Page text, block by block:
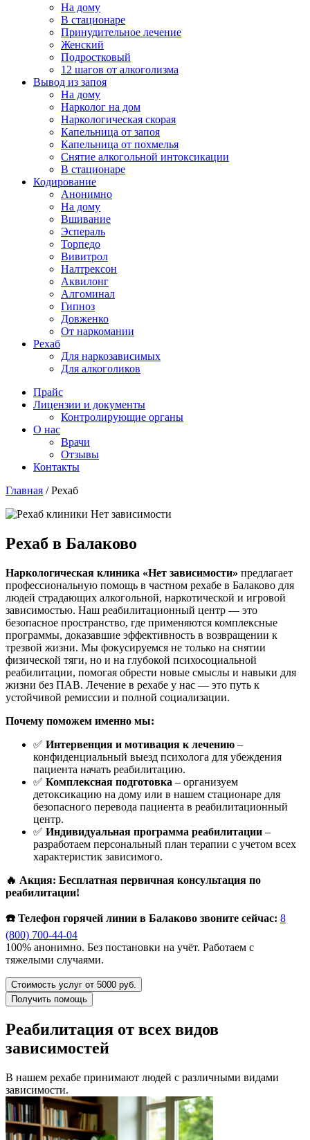
На дому
В стационаре
Принудительное лечение
Женский
Подростковый
12 шагов от алкоголизма
Вывод из запоя
На дому
Нарколог на дом
Наркологическая скорая
Капельница от запоя
Капельница от похмелья
Снятие алкогольной интоксикации
В стационаре
Кодирование
Анонимно
На дому
Вшивание
Эспераль
Торпедо
Вивитрол
Налтрексон
Аквилонг
Алгоминал
Гипноз
Довженко
От наркомании
Рехаб
Для наркозависимых
Для алкоголиков
Прайс
Лицензии и документы
Контролирующие органы
О нас
Врачи
Отзывы
Контакты
Главная /Рехаб
Рехаб в Балаково
Наркологическая клиника «Нет зависимости» предлагает
профессиональную помощь в частном рехабе в Балаково для
людей страдающих алкогольной, наркотической и игровой
зависимостью. Наш реабилитационный центр — это
безопасное пространство, где применяются комплексные
программы, доказавшие эффективность в возвращении к
трезвой жизни. Мы фокусируемся не только на снятии
физической тяги, но и на глубокой психосоциальной
реабилитации, помогая обрести новые смыслы и навыки для
жизни без ПАВ. Лечение в рехабе у нас — это путь к
устойчивой ремиссии и полной социализации.
Почему поможем именно мы:
✅ Интервенция и мотивация к лечению –
конфиденциальный выезд психолога для убеждения
пациента начать реабилитацию.
✅ Комплексная подготовка – организуем
детоксикацию на дому или в нашем стационаре для
безопасного перевода пациента в реабилитационный
центр.
✅ Индивидуальная программа реабилитации –
разработаем персональный план терапии с учетом всех
характеристик зависимого.
🔥 Акция: Бесплатная первичная консультация по
реабилитации!
☎️ Телефон горячей линии в Балаково звоните сейчас: 8
(800) 700-44-04
100% анонимно. Без постановки на учёт. Работаем с
тяжелыми случаями.
Стоимость услуг от 5000 руб.
Получить помощь
Реабилитация от всех видов
зависимостей
В нашем рехабе принимают людей с различными видами
зависимости.